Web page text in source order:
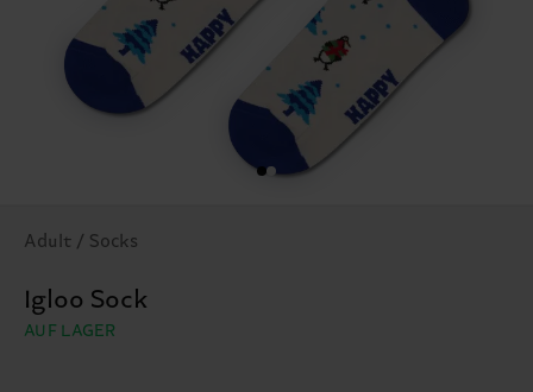
Adult / Socks
Igloo Sock
AUF LAGER